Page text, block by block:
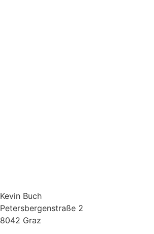
Kevin Buch
Petersbergenstraße 2
8042 Graz